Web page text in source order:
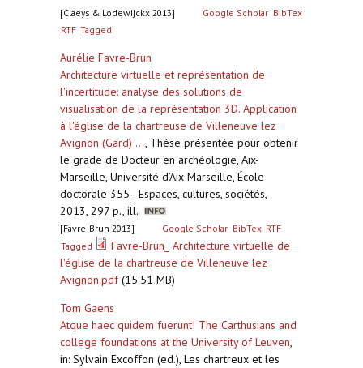
[Claeys & Lodewijckx 2013] Google Scholar BibTex
RTF Tagged
Aurélie Favre-Brun
Architecture virtuelle et représentation de
l'incertitude: analyse des solutions de
visualisation de la représentation 3D. Application
à l'église de la chartreuse de Villeneuve lez
Avignon (Gard) ..., Thèse présentée pour obtenir
le grade de Docteur en archéologie, Aix-
Marseille, Université d’Aix-Marseille, École
doctorale 355 - Espaces, cultures, sociétés,
2013, 297 p., ill.
[Favre-Brun 2013] Google Scholar BibTex RTF
Tagged
Favre-Brun_ Architecture virtuelle de
l'église de la chartreuse de Villeneuve lez
Avignon.pdf(15.51 MB)
Tom Gaens
Atque haec quidem fuerunt! The Carthusians and
college foundations at the University of Leuven,
in: Sylvain Excoffon (ed.), Les chartreux et les